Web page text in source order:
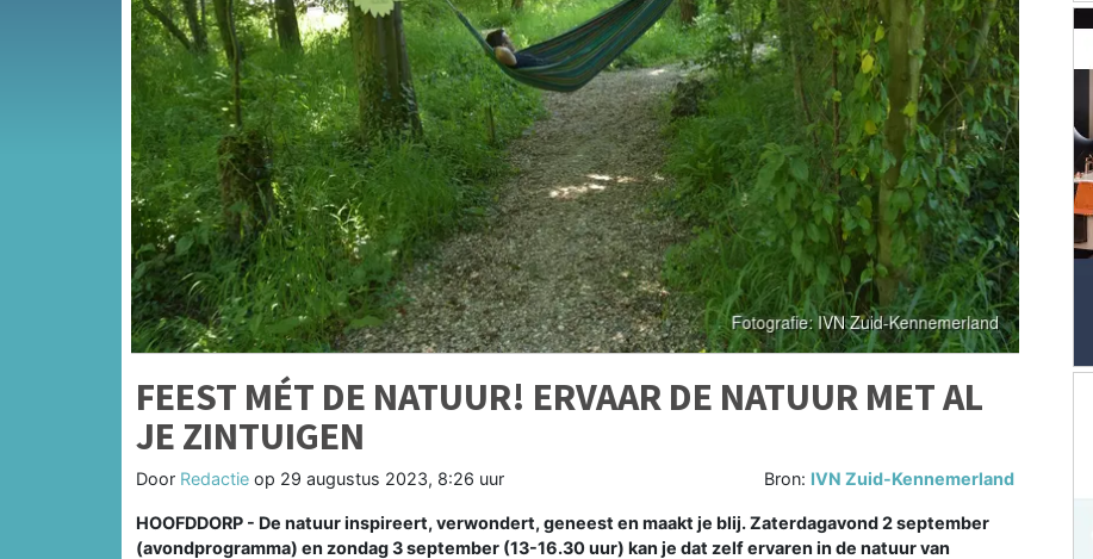
FEEST MÉT DE NATUUR! ERVAAR DE NATUUR MET AL
JE ZINTUIGEN
Door Redactie op 29 augustus 2023, 8:26 uur Bron: IVN Zuid-Kennemerland
HOOFDDORP - De natuur inspireert, verwondert, geneest en maakt je blij. Zaterdagavond 2 september
(avondprogramma) en zondag 3 september (13-16.30 uur) kan je dat zelf ervaren in de natuur van